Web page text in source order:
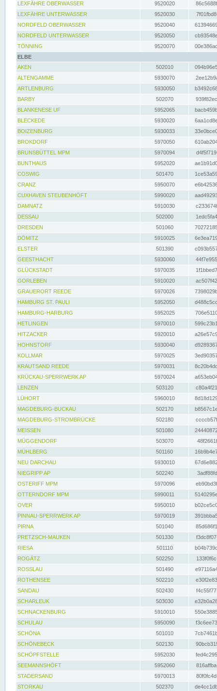
LEXFÄHRE OBERWASSER
9520020
LEXFÄHRE UNTERWASSER
9520030
NORDFELD OBERWASSER
9520040
NORDFELD UNTERWASSER
9520050
TÖNNING
9520070
ELBE
AKEN
502010
ALTENGAMME
5930070
ARTLENBURG
5930050
BARBY
502070
BLANKENESE UF
5952065
BLECKEDE
5930020
BOIZENBURG
5930033
BROKDORF
5970050
BRUNSBÜTTEL MPM
5970094
BUNTHAUS
5952020
COSWIG
501470
CRANZ
5950070
CUXHAVEN STEUBENHÖFT
5990020
DAMNATZ
5910030
DESSAU
502000
DRESDEN
501060
DÖMITZ
5910025
ELSTER
501390
GEESTHACHT
5930060
GLÜCKSTADT
5970035
GORLEBEN
5910020
GRAUERORT REEDE
5970026
HAMBURG ST. PAULI
5952050
HAMBURG-HARBURG
5952025
HETLINGEN
5970010
HITZACKER
5920010
HOHNSTORF
5930040
KOLLMAR
5970025
KRAUTSAND REEDE
5970031
KRÜCKAU-SPERRWERK AP
5970024
LENZEN
503120
LÜHORT
5960010
MAGDEBURG-BUCKAU
502170
MAGDEBURG-STROMBRÜCKE
502180
MEISSEN
501080
MÜGGENDORF
503070
MÜHLBERG
501160
NEU DARCHAU
5930010
NIEGRIPP AP
502240
OSTERIFF MPM
5970096
OTTERNDORF MPM
5990011
OVER
5950010
PINNAU-SPERRWERK AP
5970019
PIRNA
501040
PRETZSCH-MAUKEN
501330
RIESA
501110
ROGÄTZ
502250
ROSSLAU
501490
ROTHENSEE
502210
SANDAU
502430
SCHARLEUK
503030
SCHNACKENBURG
5910010
SCHULAU
5950090
SCHÖNA
501010
SCHÖNEBECK
502130
SCHÖPFSTELLE
5952030
SEEMANNSHÖFT
5952060
STADERSAND
5970013
STORKAU
502370